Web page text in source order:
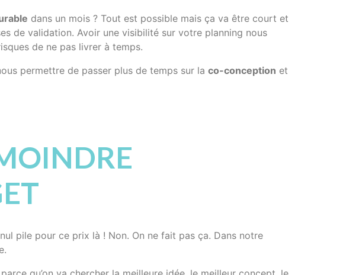
dans un mois ? Tout est possible mais ça va être court et
de validation. Avoir une visibilité sur votre planning nous
de ne pas livrer à temps.
permettre de passer plus de temps sur la co-conception et
pile pour ce prix là ! Non. On ne fait pas ça. Dans notre